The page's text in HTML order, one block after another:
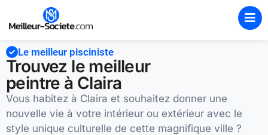
Le meilleur pisciniste
Trouvez le meilleur
peintre à Claira
Vous habitez à Claira et souhaitez donner une
nouvelle vie à votre intérieur ou extérieur avec le
style unique culturelle de cette magnifique ville ?